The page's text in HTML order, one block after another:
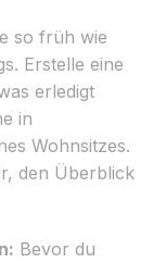
so früh wie
Erstelle eine
erledigt
in
Wohnsitzes.
den Überblick
Bevor du